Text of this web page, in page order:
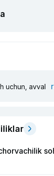
uchun, avval